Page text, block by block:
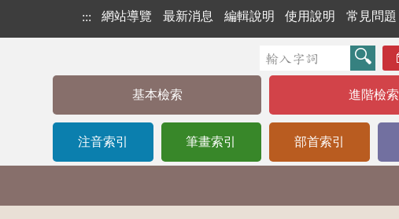
::: 網站導覽 最新消息 編輯說明 使用說明 常見問題
基本檢索 進階檢索
注音索引 筆畫索引 部首索引